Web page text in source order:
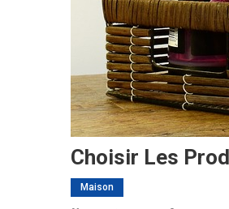
Choisir Les
Maison